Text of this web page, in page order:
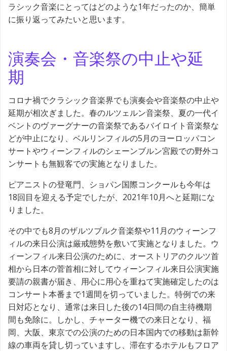
ラシック音楽にとってはどのような1年だったのか、簡単
に振り返ってみたいと思います。
演奏会・音楽祭の中止や延
期
コロナ禍でクラシック音楽界でも演奏会や音楽祭の中止や
延期が相次ぎました。春のルツェルン音楽祭、夏の一代イ
ベントのヴァーグナーの音楽祭であるバイロイト音楽祭な
どが中止になり、ベルリンフィルの5月のヨーロッパコン
サートやウィーンフィルのシェーンブルン宮殿での野外コ
ンサートも無観客での実施となりました。
ピアニストの登竜門、ショパン国際コンクールも今年は
18回目を迎える予定でしたが、2021年10月へと延期にな
りました。
その中でも8月のザルツブルク音楽祭や11月のウィーンフ
ィルの来日公演は厳戒態勢を敷いて実施となりました。ウ
ィーンフィル来日公演のために、オーストリアのクルツ首
相から日本の菅首相に対してウィーンフィル来日公演実施
要請の親書が届き、用心に用心を重ねて実施確定したのは
コンサート本番まで1週間を切っていました。特例での来
日対応となり、通常は来日した後の14日間の自主待機期
間も免除に。しかし、チャーター機での来日となり、福
岡、大阪、東京での公演のための日本国内での移動は新幹
線の車両を貸し切っていますし、滞在するホテルもフロア